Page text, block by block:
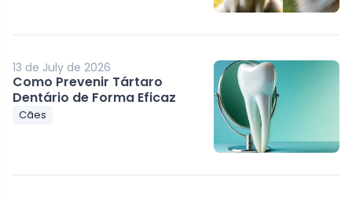
13 de July de 2026
Como Prevenir Tártaro
Dentário de Forma Eficaz
Cães